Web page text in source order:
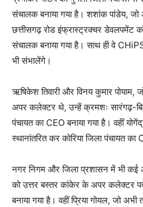
संचालक बनाया गया है। शशांक पांडेय,
छत्तीसगढ़ रोड इंफ्रास्ट्रक्चर डेवलपमेंट
संचालक बनाया गया है। साथ ही वे
भी संभालेंगे।
ऋषिकेश तिवारी और विनय कुमार
अपर कलेक्टर थे, उन्हें क्रमशः सारंगढ़-
पंचायत का CEO बनाया गया है। वहीं
स्थानांतरित कर कोरिया जिला पंचायत का
नगर निगम और जिला प्रशासन में भी कई
को उत्तर बस्तर कांकेर के अपर कलेक्टर
बनाया गया है। वहीं प्रिया गोयल, जो